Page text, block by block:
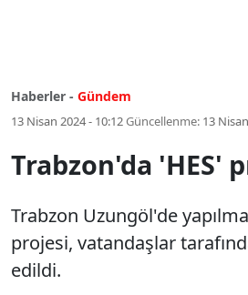
Haberler - Gündem
13 Nisan 2024 - 10:12Güncellenme: 13
Trabzon'da 'HES'
Trabzon Uzungöl'de
projesi, vatandaşlar
edildi.